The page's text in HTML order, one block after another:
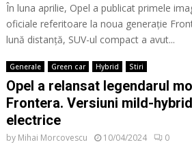
În luna aprilie, Opel a publicat primele
oficiale referitoare la noua generație
lună distanță, SUV-ul compact a avut...
Generale Green car Hybrid Stiri
Opel a relansat legendarul
Frontera. Versiuni mild-
electrice
by Mihai Morcovescu 10/04/2024 0